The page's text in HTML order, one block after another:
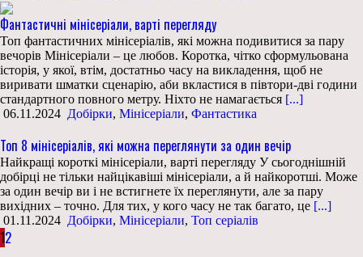
Фантастичні мінісеріали, варті перегляду
Топ фантастичних мінісеріалів, які можна подивитися за пару
вечорів Мінісеріали – це любов. Коротка, чітко сформульована
історія, у якої, втім, достатньо часу на викладення, щоб не
виривати шматки сценарію, аби вкластися в півтори-дві години
стандартного повного метру. Ніхто не намагається [...]
06.11.2024 Добірки, Мінісеріали, Фантастика
Топ 8 мінісеріалів, які можна переглянути за один вечір
Найкращі короткі мінісеріали, варті перегляду У сьогоднішній
добірці не тільки найцікавіші мінісеріали, а й найкоротші. Може
за один вечір ви і не встигнете їх переглянути, але за пару
вихідних – точно. Для тих, у кого часу не так багато, це [...]
01.11.2024 Добірки, Мінісеріали, Топ серіалів
12